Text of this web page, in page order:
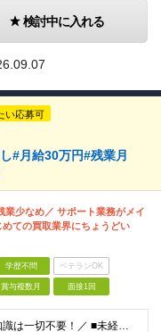
検討中に入れる
い応募可
#月給30万円#残業月
業少なめ／ サポート業務がメイ
めての買取業界にちょうどい
学歴不問 ベテランOK
賞与複数月 面接1回
＼特別な資格や専門知識は一切不要！／ ■未経験・第二新卒歓迎 ■ブランクOK ※学歴不問 【こんな方にオススメ】 ◎営業ノルマや数字に追われる働き方は避けたい方 ◎接客は好きだが、ガツガツした販売や